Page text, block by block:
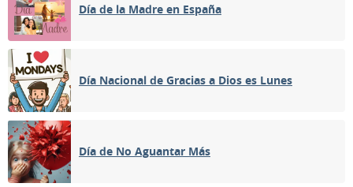
Día de la Madre en España
Día Nacional de Gracias a Dios es Lunes
Día de No Aguantar Más